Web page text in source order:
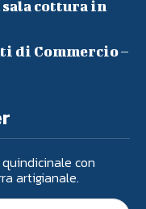
cottura in
di Commercio –
con
artigianale.